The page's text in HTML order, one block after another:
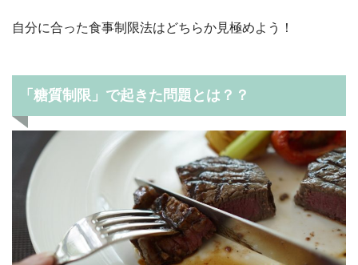
自分に合った食事制限法はどちらか見極めよう！
「糖質制限」で起きた問題とは？？